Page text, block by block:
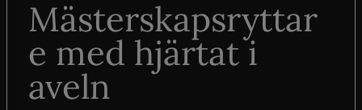
Mästerskapsryttar
e med hjärtat i
aveln